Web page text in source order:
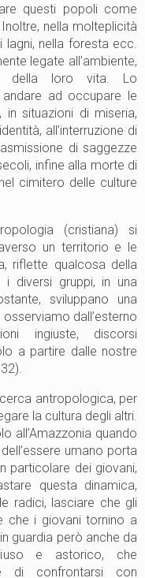
questi popoli come
nella molteplicità
nella foresta ecc.
legate all’ambiente,
della loro vita. Lo
ad occupare le
situazioni di miseria,
all’interruzione di
di saggezze
infine alla morte di
cimitero delle culture
(cristiana) si
un territorio e le
riflette qualcosa della
i diversi gruppi, in una
sviluppano una
dall’esterno
ingiuste, discorsi
a partire dalle nostre
antropologica, per
la cultura degli altri.
all’Amazzonia quando
umano porta
particolare dei giovani,
questa dinamica,
radici, lasciare che gli
che i giovani tornino a
guardia però anche da
e astorico, che
di confrontarsi con